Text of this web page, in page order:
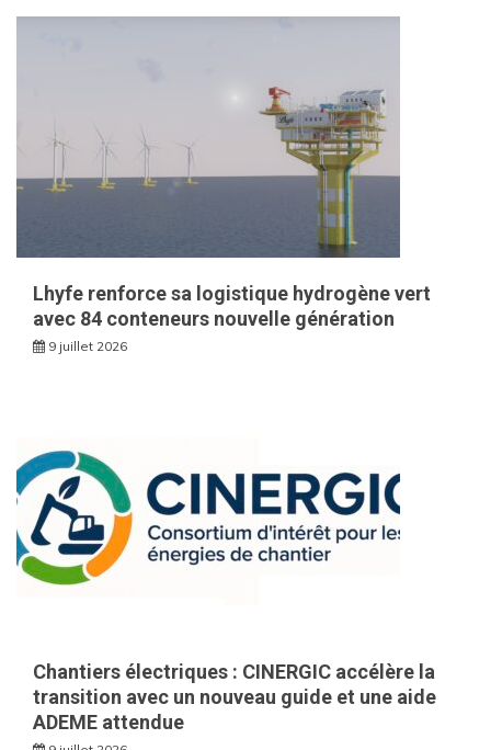
Lhyfe renforce sa logistique hydrogène vert
avec 84 conteneurs nouvelle génération
9 juillet 2026
Chantiers électriques : CINERGIC accélère la
transition avec un nouveau guide et une aide
ADEME attendue